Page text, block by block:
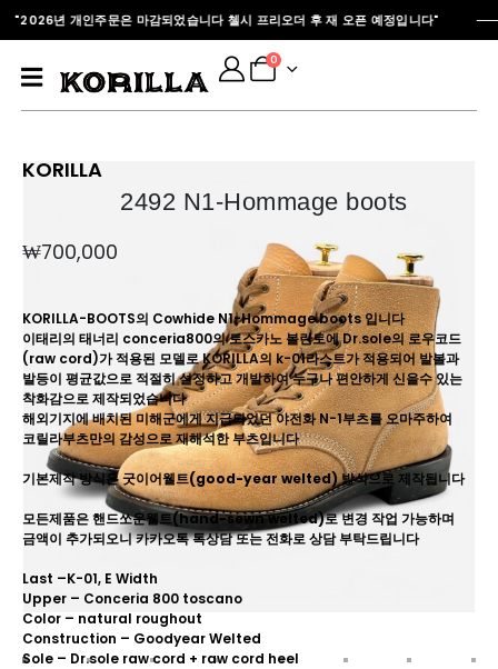
년 개인주문은 마감되었습니다 첼시 프리오더 후 재 오픈 예정입니다"
0
KORILLA
2492 N1-Hommage boots
₩700,000
KORILLA-BOOTS의 Cowhide N1-Hommage boots 입니다
이태리의 태너리 conceria800의 토스카노 볼란토에 Dr.sole의 로우코드
(raw cord)가 적용된 모델로 KORILLA의 k-01라스트가 적용되어 발볼과
발등이 평균값으로 적절히 설정하고 개발하여 누구나 편안하게 신을수 있는
착화감으로 제작되었습니다
해외기지에 배치된 미해군에게 지급되었던 야전화 N-1부츠를 오마주하여
코릴라부츠만의 감성으로 재해석한 부츠입니다
기본제작 방식은 굿이어웰트(good-year welted) 방식으로 제작됩니다
모든제품은 핸드쏘운웰트(hand-sewn welted)로 변경 작업 가능하며
금액이 추가되오니 카카오톡 톡상담 또는 전화로 상담 부탁드립니다
Last –K-01, E Width
Upper – Conceria 800 toscano
Color – natural roughout
Construction – Goodyear Welted
Sole – Dr.sole raw cord + raw cord heel